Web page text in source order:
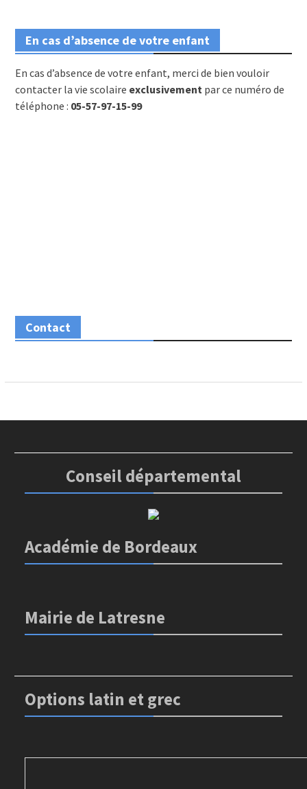
En cas d’absence de votre enfant
En cas d’absence de votre enfant, merci de bien vouloir
contacter la vie scolaire exclusivementpar ce numéro de
téléphone : 05-57-97-15-99
Contact
Conseil départemental
Académie de Bordeaux
Mairie de Latresne
Options latin et grec